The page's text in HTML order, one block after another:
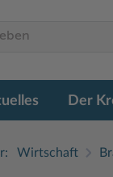
Der
Wirtschaft